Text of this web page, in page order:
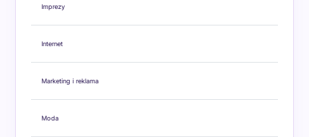
Imprezy
Internet
Marketing i reklama
Moda